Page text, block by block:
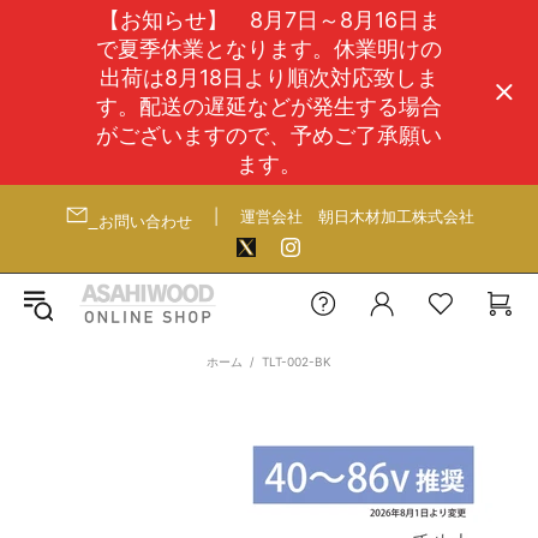
【お知らせ】 8月7日～8月16日ま
で夏季休業となります。休業明けの
出荷は8月18日より順次対応致しま
す。配送の遅延などが発生する場合
がございますので、予めご了承願い
ます。
お問い合わせ 運営会社 朝日木材加工株式会社
ホーム TLT-002-BK